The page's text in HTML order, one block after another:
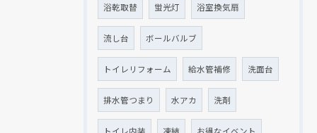
浴乾取替 蛍光灯 浴室換気扇
流し台 ボールバルブ
トイレリフォーム 給水管補修 洗面台
排水管つまり 水アカ 洗剤
トイレ内装 凍結 お得なイベント